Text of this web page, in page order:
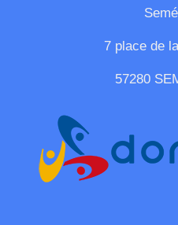
7 place de
57280